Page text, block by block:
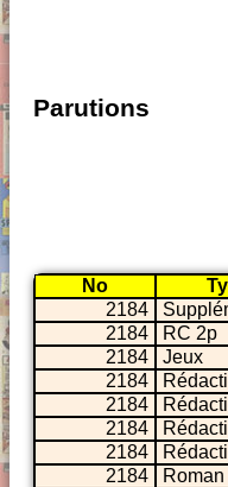
Parutions
No
2184
2184
RC 2p
2184
Jeux
2184
2184
2184
2184
2184